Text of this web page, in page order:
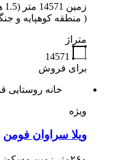
( منطقه کوهپایه و
متراژ
14571
برای فروش
خانه روستایی
ویژه
ویلا سراوان فومن